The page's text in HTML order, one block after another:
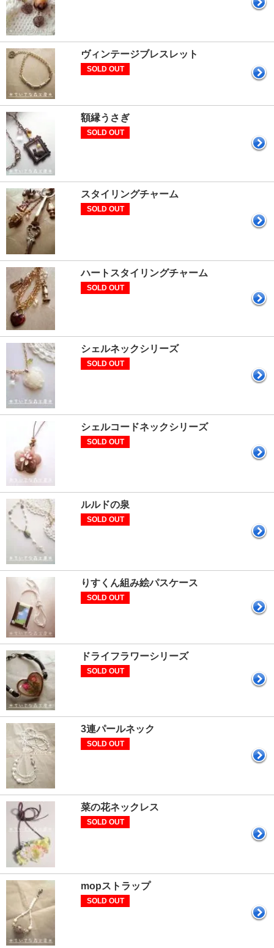
ヴィンテージブレスレット
SOLD OUT
額縁うさぎ
SOLD OUT
スタイリングチャーム
SOLD OUT
ハートスタイリングチャーム
SOLD OUT
シェルネックシリーズ
SOLD OUT
シェルコードネックシリーズ
SOLD OUT
ルルドの泉
SOLD OUT
りすくん組み絵パスケース
SOLD OUT
ドライフラワーシリーズ
SOLD OUT
3連パールネック
SOLD OUT
菜の花ネックレス
SOLD OUT
mopストラップ
SOLD OUT